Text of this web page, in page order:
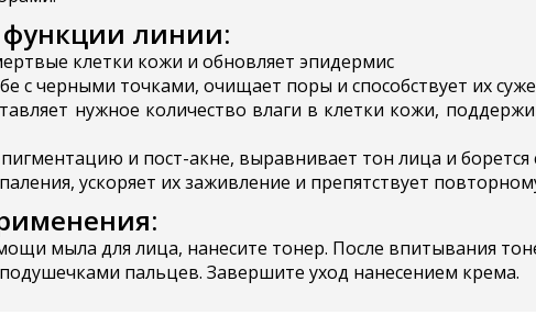
линии:
клетки кожи и обновляет эпидермис
с черными точками, очищает поры и способствует их
нужное количество влаги в клетки кожи,
пигментацию и пост-акне, выравнивает тон лица и
ускоряет их заживление и препятствует
мыла для лица, нанесите тонер. После впитывания
пальцев. Завершите уход нанесением крема.